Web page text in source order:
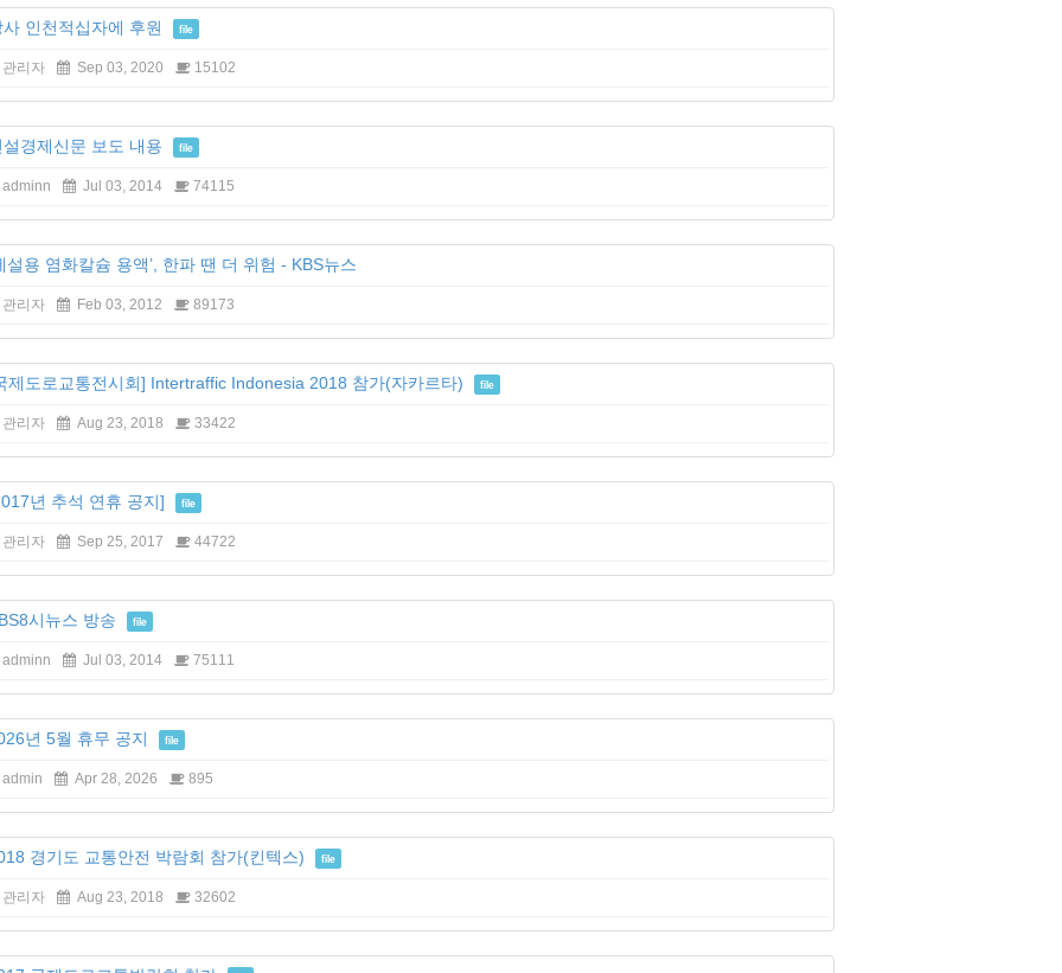
사 인천적십자에 후원 file
관리자 Sep 03, 2020 15102
설경제신문 보도 내용 file
adminn Jul 03, 2014 74115
설용 염화칼슘 용액’, 한파 땐 더 위험 - KBS뉴스
관리자 Feb 03, 2012 89173
제도로교통전시회] Intertraffic Indonesia 2018 참가(자카르타) file
관리자 Aug 23, 2018 33422
년 추석 연휴 공지] file
관리자 Sep 25, 2017 44722
시뉴스 방송 file
adminn Jul 03, 2014 75111
년 5월 휴무 공지 file
admin Apr 28, 2026 895
경기도 교통안전 박람회 참가(킨텍스) file
관리자 Aug 23, 2018 32602